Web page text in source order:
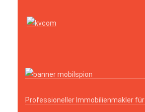
Professioneller Immobilienmakler